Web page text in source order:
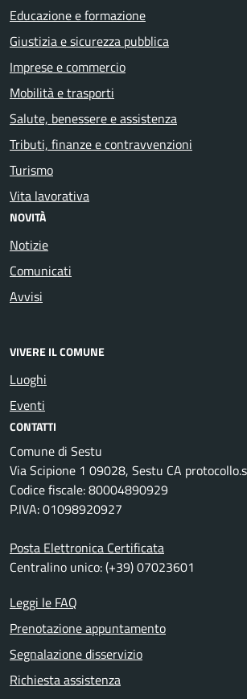
Educazione e formazione
Giustizia e sicurezza pubblica
Imprese e commercio
Mobilità e trasporti
Salute, benessere e assistenza
Tributi, finanze e contravvenzioni
Turismo
Vita lavorativa
NOVITÀ
Notizie
Comunicati
Avvisi
VIVERE IL COMUNE
Luoghi
Eventi
CONTATTI
Comune di Sestu
Via Scipione 1 09028, Sestu CA
Codice fiscale: 80004890929
P.IVA: 01098920927
Posta Elettronica Certificata
Centralino unico: (+39) 07023601
Leggi le FAQ
Prenotazione appuntamento
Segnalazione disservizio
Richiesta assistenza